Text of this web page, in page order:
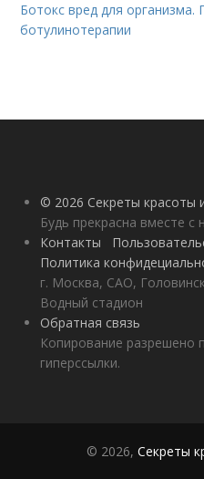
Ботокс вред для организма.
ботулинотерапии
© 2026 Секреты красоты
Будь прекрасна вместе с
Контакты
Политика
г. Москва, САО,
Водный стадион
Обратная связь
Копирование разрешено
гиперссылки.
© 2026, Секреты